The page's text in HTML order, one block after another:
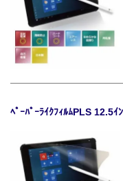
ﾍﾟｰﾊﾟｰﾗｲｸﾌｨﾙﾑPLS 12.5